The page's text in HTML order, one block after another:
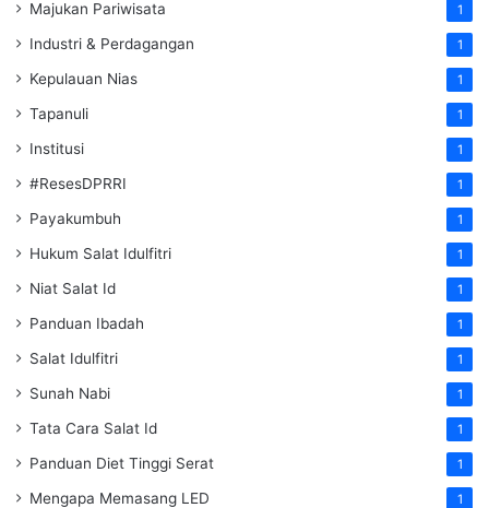
Majukan Pariwisata 1
Industri & Perdagangan 1
Kepulauan Nias 1
Tapanuli 1
Institusi 1
#ResesDPRRI 1
Payakumbuh 1
Hukum Salat Idulfitri 1
Niat Salat Id 1
Panduan Ibadah 1
Salat Idulfitri 1
Sunah Nabi 1
Tata Cara Salat Id 1
Panduan Diet Tinggi Serat 1
Mengapa Memasang LED 1